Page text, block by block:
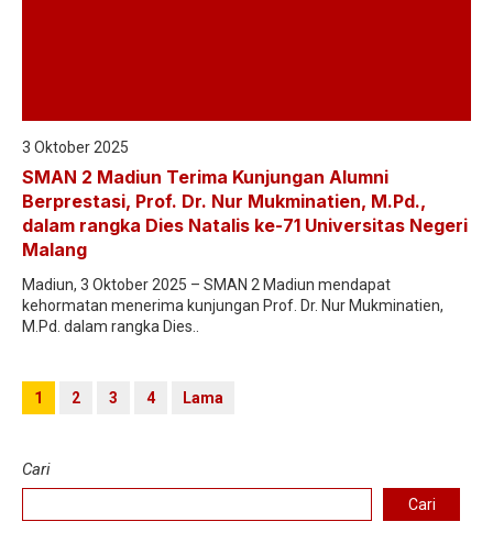
3 Oktober 2025
SMAN 2 Madiun Terima Kunjungan Alumni
Berprestasi, Prof. Dr. Nur Mukminatien, M.Pd.,
dalam rangka Dies Natalis ke-71 Universitas Negeri
Malang
Madiun, 3 Oktober 2025 – SMAN 2 Madiun mendapat
kehormatan menerima kunjungan Prof. Dr. Nur Mukminatien,
M.Pd. dalam rangka Dies..
1 2 3 4 Lama
Cari
Cari